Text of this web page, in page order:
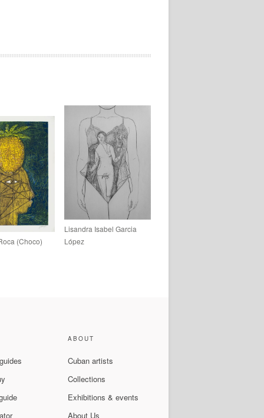
(Choco)
Lisandra Isabel Garcia
López
ABOUT
Cuban artists
Collections
Exhibitions & events
About Us